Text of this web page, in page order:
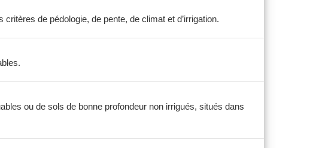
de pédologie, de pente, de climat et d’irrigation.
ou de sols de bonne profondeur non irrigués, situés dans